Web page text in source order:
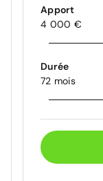
Apport
4 000 €
Durée
72 mois